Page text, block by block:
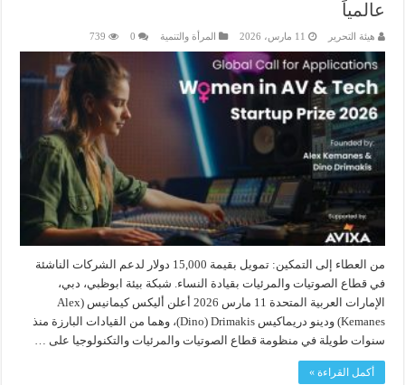
عالمياً
هيئة التحرير 11 مارس، 2026 المرأة والتنمية 0
739
من العطاء إلى التمكين: تمويل بقيمة 15,000 دولار لدعم الشركات الناشئة
في قطاع الصوتيات والمرئيات بقيادة النساء. شبكة بيئة ابوظبي، دبي،
الإمارات العربية المتحدة 11 مارس 2026 أعلن أليكس كيمانيس (Alex
Kemanes) ودينو دريماكيس Dino) Drimakis)، وهما من القيادات البارزة منذ
سنوات طويلة في منظومة قطاع الصوتيات والمرئيات والتكنولوجيا على …
أكمل القراءة »